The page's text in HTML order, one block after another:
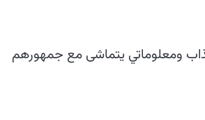
ومعلوماتي يتماشى مع جمهورهم